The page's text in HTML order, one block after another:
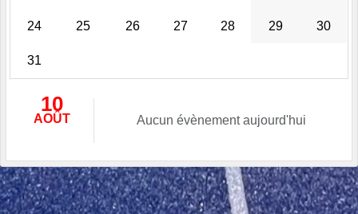
24 25 26 27 28 29 30
31
10
AOÛT Aucun évènement aujourd'hui